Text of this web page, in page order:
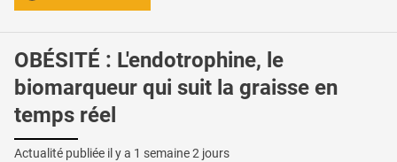
OBÉSITÉ : L'endotrophine, le
biomarqueur qui suit la graisse en
temps réel
Actualité publiée il y a 1 semaine 2 jours